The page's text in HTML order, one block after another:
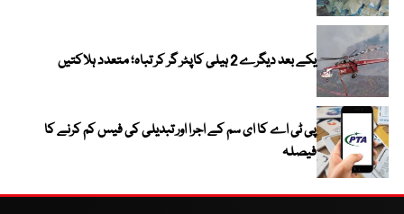
یکے بعد دیگرے 2 ہیلی کاپٹر گر کر تباہ؛ متعدد ہلاکتیں
پی ٹی اے کا ای سم کے اجرا اور تبدیلی کی فیس کم کرنے کا
فیصلہ